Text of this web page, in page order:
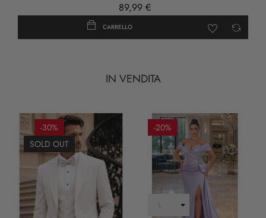
89,99 €
CARRELLO
IN VENDITA
-30%
SOLD OUT
-20%